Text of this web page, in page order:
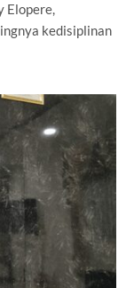
Elopere,
kedisiplinan